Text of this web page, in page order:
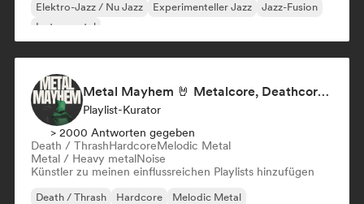
Elektro-Jazz / Nu Jazz
Experimenteller Jazz
Jazz-Fusion
Instrumental
Metal Mayhem 🤘 Metalcore, Deathcore & Progressive Metal
Playlist-Kurator
> 2000 Antworten gegeben
Death / ThrashHardcoreMelodic Metal
Metal / Heavy metalNoise
Künstler zu meinen einflussreichen Playlists hinzufügen
Death / Thrash Hardcore
Melodic Metal